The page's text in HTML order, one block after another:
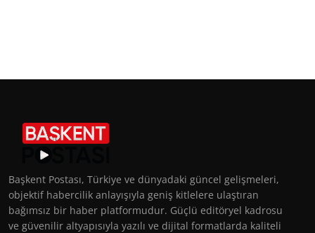
Başkent Postası, Türkiye ve dünyadaki güncel gelişmeleri,
objektif habercilik anlayışıyla geniş kitlelere ulaştıran
bağımsız bir haber platformudur. Güçlü editöryel kadrosu
ve güvenilir altyapısıyla yazılı ve dijital formatlarda kaliteli